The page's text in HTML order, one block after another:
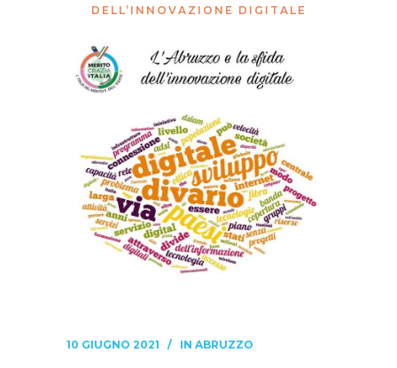
DELL’INNOVAZIONE DIGITALE
10 GIUGNO 2021 IN ABRUZZO